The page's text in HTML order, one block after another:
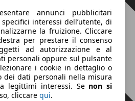
annunci pubblicitari
interessi dell’utente, di
la fruizione. Cliccare
per prestare il consenso
ad autorizzazione e al
personali oppure sul pulsante
i cookie in dettaglio o
dei dati personali nella misura
legittimi interessi. Se non si
cliccare qui.